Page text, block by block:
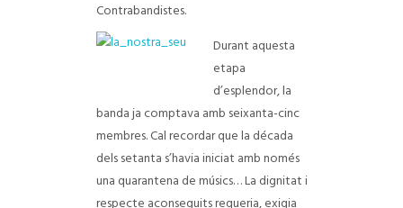
Contrabandistes.
Durant aquesta
etapa
d’esplendor, la
banda ja comptava amb seixanta-cinc
membres. Cal recordar que la década
dels setanta s’havia iniciat amb només
una quarantena de músics… La dignitat i